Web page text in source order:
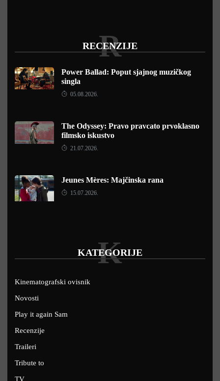
RECENZIJE
R
Power Ballad: Poput sjajnog muzičkog
singla
05.08.2026.
The Odyssey: Pravo pravcato prvoklasno
filmsko iskustvo
21.07.2026.
Jeunes Mères: Majčinska rana
15.07.2026.
KATEGORIJE
K
Kinematografski ovisnik
Novosti
Play it again Sam
Recenzije
Traileri
Tribute to
TV